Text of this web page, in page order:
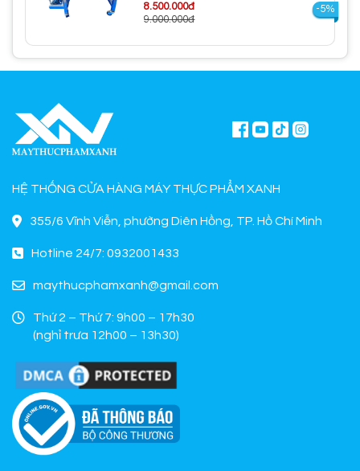
8.500.000đ
9.000.000đ
-5%
HỆ THỐNG CỬA HÀNG MÁY THỰC PHẨM XANH
355/6 Vĩnh Viễn, phường Diên Hồng, TP. Hồ Chí Minh
Hotline 24/7: 0932001433
maythucphamxanh@gmail.com
Thứ 2 – Thứ 7: 9h00 – 17h30
(nghỉ trưa 12h00 – 13h30)